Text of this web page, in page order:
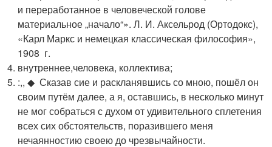
и переработанное в человеческой голове
материальное „начало“». Л. И. Аксельрод (Ортодокс),
«Карл Маркс и немецкая классическая философия»,
1908 г.
внутреннее,человека, коллектива;
:,, ◆ Сказав сие и раскланявшись со мною, пошёл он
своим путём далее, а я, оставшись, в несколько минут
не мог собраться с духом от удивительного сплетения
всех сих обстоятельств, поразившего меня
нечаянностию своею до чрезвычайности.